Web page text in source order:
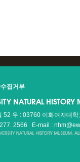
집거부
52 우 : 03760 이화여자대
2566
E-mail :